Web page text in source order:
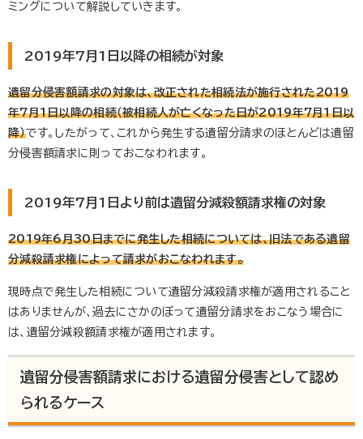
ミングについて解説していきます。
2019年7月1日以降の相続が対象
遺留分侵害額請求の対象は、改正された相続法が施行された2019
年7月1日以降の相続（被相続人が亡くなった日が2019年7月1日以
降）です。したがって、これから発生する遺留分請求のほとんどは遺留
分侵害額請求に則っておこなわれます。
2019年7月1日より前は遺留分減殺額請求権の対象
2019年6月30日までに発生した相続については、旧法である遺留
分減殺請求権によって請求がおこなわれます。
現時点で発生した相続について遺留分減殺請求権が適用されること
はありませんが、過去にさかのぼって遺留分請求をおこなう場合に
は、遺留分減殺額請求権が適用されます。
遺留分侵害額請求における遺留分侵害として認め
られるケース